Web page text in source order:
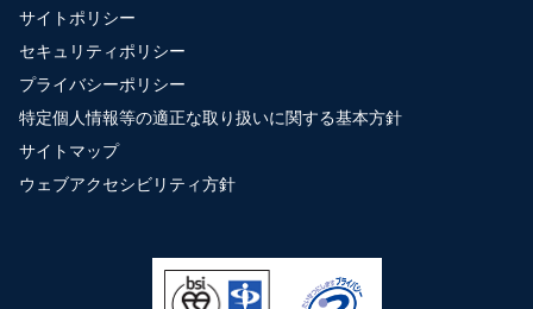
サイトポリシー
セキュリティポリシー
プライバシーポリシー
特定個人情報等の適正な取り扱いに関する基本方針
サイトマップ
ウェブアクセシビリティ方針